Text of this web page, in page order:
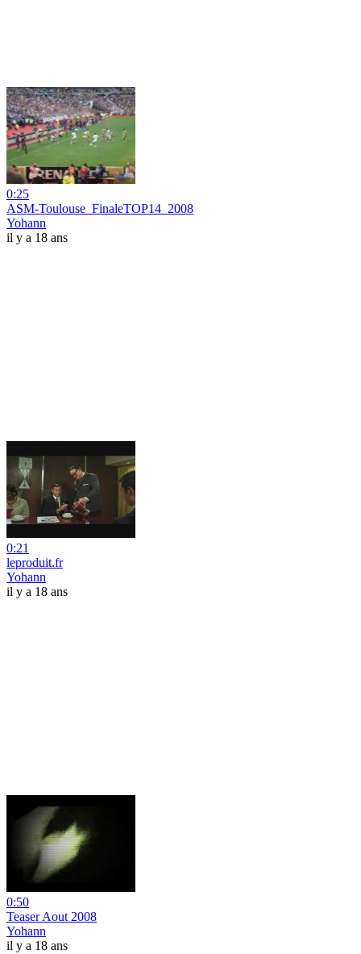
0:25
ASM-Toulouse_FinaleTOP14_2008
Yohann
il y a 18 ans
0:21
leproduit.fr
Yohann
il y a 18 ans
0:50
Teaser Aout 2008
Yohann
il y a 18 ans